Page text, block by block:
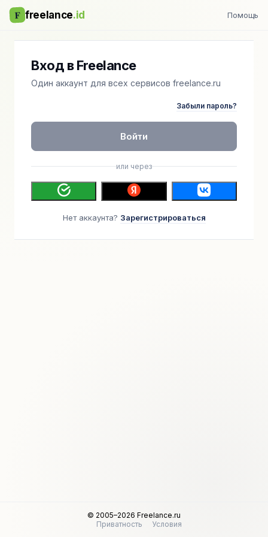
F freelance.id Помощь
Вход в Freelance
Один аккаунт для всех сервисов freelance.ru
Забыли пароль?
Войти
или через
Нет аккаунта? Зарегистрироваться
© 2005–2026 Freelance.ru
Приватность
Условия